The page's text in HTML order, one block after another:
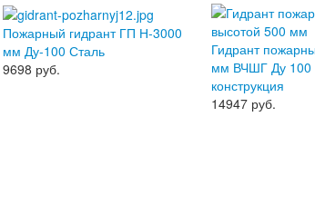
Пожарный гидрант ГП Н-3000
мм Ду-100 Сталь
9698 руб.
Гидрант
мм ВЧШГ Ду 100
конструкция
14947 руб.